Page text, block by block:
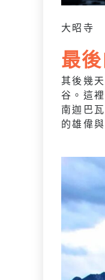
大昭寺
最
其後幾
谷。這
南迦巴
的雄偉